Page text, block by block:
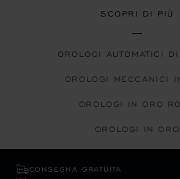
SCOPRI DI PIÙ
OROLOGI AUTOMATICI
OROLOGI MECCANICI
OROLOGI IN ORO
OROLOGI IN ORO
CONSEGNA GRATUITA